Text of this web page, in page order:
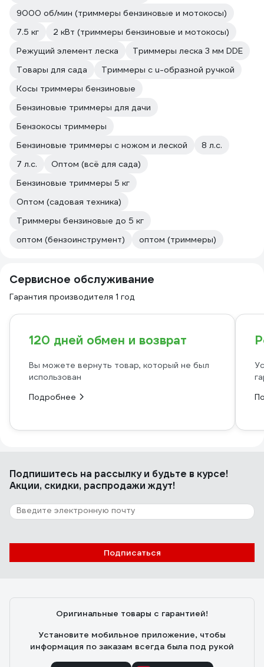
9000 об/мин (триммеры бензиновые и мотокосы)
7.5 кг
2 кВт (триммеры бензиновые и мотокосы)
Режущий элемент леска
Триммеры леска 3 мм DDE
Товары для сада
Триммеры с u-образной ручкой
Косы триммеры бензиновые
Бензиновые триммеры для дачи
Бензокосы триммеры
Бензиновые триммеры с ножом и леской
8 л.с.
7 л.с.
Оптом (всё для сада)
Бензиновые триммеры 5 кг
Оптом (садовая техника)
Триммеры бензиновые до 5 кг
оптом (бензоинструмент)
оптом (триммеры)
Сервисное обслуживание
Гарантия производителя 1 год
120 дней обмен и возврат
Вы можете вернуть товар, который не был
использован
Подробнее
Подпишитесь на рассылкуи будьте в курсе!
Акции, скидки, распродажи ждут!
Подписаться
Оригинальные товары с гарантией!
Установите мобильное приложение, чтобы
информация по заказам всегда была под рукой